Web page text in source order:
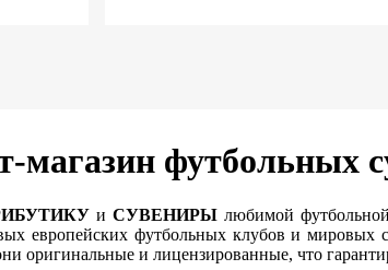
магазин футбольных
и СУВЕНИРЫ любимой
европейских футбольных клубов и мировых
оригинальные и лицензированные, что